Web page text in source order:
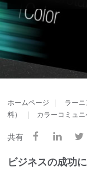
ホームページ ラー
料）
カラーコミュ
共有
ビジネスの成功